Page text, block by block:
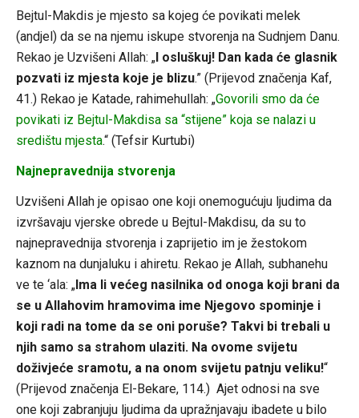
Bejtul-Makdis je mjesto sa kojeg će povikati melek
(andjel) da se na njemu iskupe stvorenja na Sudnjem Danu.
Rekao je Uzvišeni Allah: „I osluškuj! Dan kada će glasnik
pozvati iz mjesta koje je blizu.” (Prijevod značenja Kaf,
41.) Rekao je Katade, rahimehullah: „Govorili smo da će
povikati iz Bejtul-Makdisa sa “stijene” koja se nalazi u
središtu mjesta.“ (Tefsir Kurtubi)
Najnepravednija stvorenja
Uzvišeni Allah je opisao one koji onemogućuju ljudima da
izvršavaju vjerske obrede u Bejtul-Makdisu, da su to
najnepravednija stvorenja i zaprijetio im je žestokom
kaznom na dunjaluku i ahiretu. Rekao je Allah, subhanehu
ve te ‘ala: „Ima li većeg nasilnika od onoga koji brani da
se u Allahovim hramovima ime Njegovo spominje i
koji radi na tome da se oni poruše? Takvi bi trebali u
njih samo sa strahom ulaziti. Na ovome svijetu
doživjeće sramotu, a na onom svijetu patnju veliku!“
(Prijevod značenja El-Bekare, 114.) Ajet odnosi na sve
one koji zabranjuju ljudima da upražnjavaju ibadete u bilo